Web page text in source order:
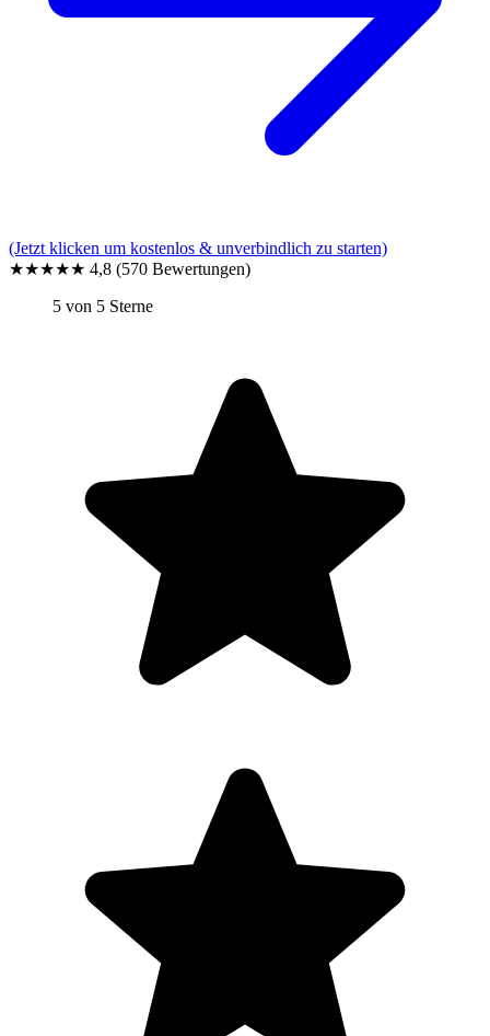
(Jetzt klicken um kostenlos & unverbindlich zu starten)
★★★★★ 4,8 (570 Bewertungen)
5 von 5 Sterne